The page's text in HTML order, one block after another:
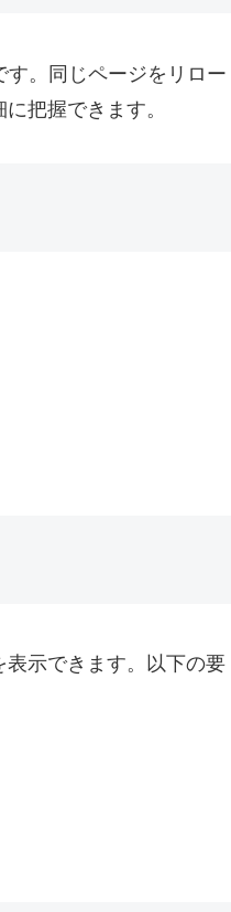
。同じページをリロー
把握できます。
示できます。以下の要